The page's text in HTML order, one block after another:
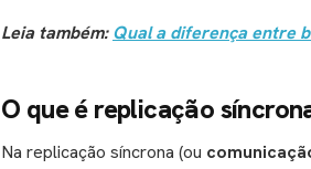
Leia também:Qual a diferença entre
O que é replicação
Na replicação síncrona (ou